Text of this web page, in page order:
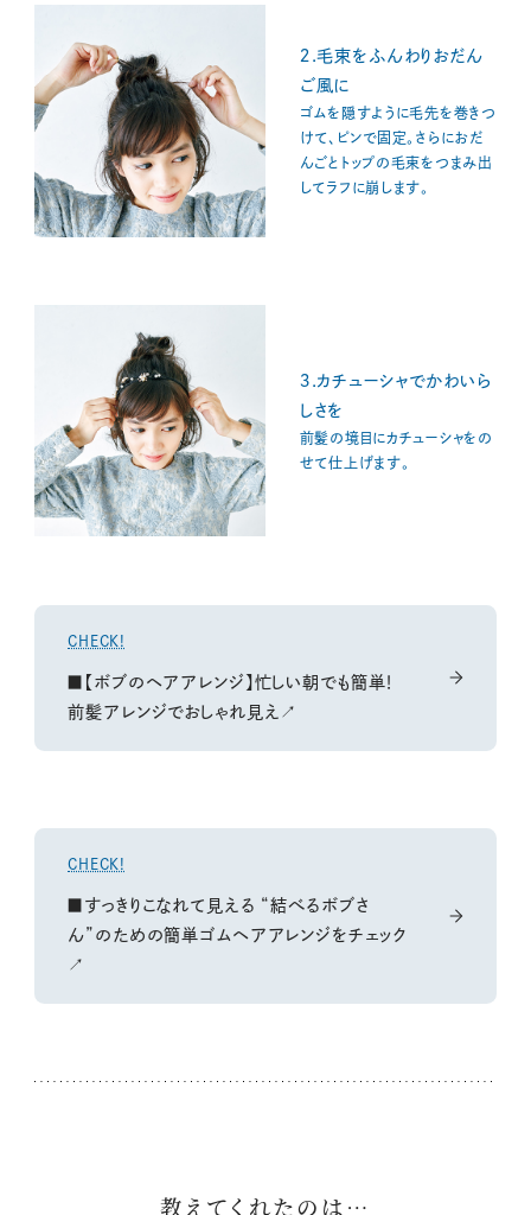
２.毛束をふんわりおだん
ご風に
ゴムを隠すように毛先を巻きつ
けて、ピンで固定。さらにおだ
んごとトップの毛束をつまみ出
してラフに崩します。
３.カチューシャでかわいら
しさを
前髪の境目にカチューシャをの
せて仕上げます。
CHECK!
■【ボブのヘアアレンジ】忙しい朝でも簡単！
前髪アレンジでおしゃれ見え↗
CHECK!
■すっきりこなれて見える “結べるボブさ
ん”のための簡単ゴムヘアアレンジをチェック
↗
教えてくれたのは…